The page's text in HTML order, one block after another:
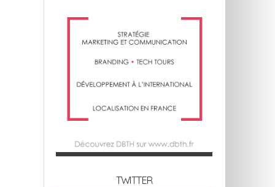
TWITTER